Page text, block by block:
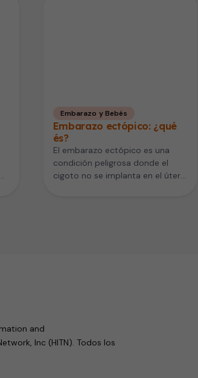
Embarazo y Bebés
Embarazo ectópico: ¿qué
és?
El embarazo ectópico es una
condición peligrosa donde el
cigoto no se implanta en el útero.
and
Inc (HITN). Todos los